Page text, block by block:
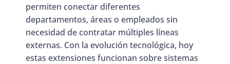
permiten conectar diferentes
departamentos, áreas o empleados sin
necesidad de contratar múltiples líneas
externas. Con la evolución tecnológica, hoy
estas extensiones funcionan sobre sistemas